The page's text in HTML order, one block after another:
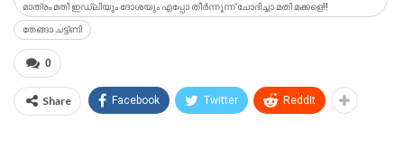
മാത്രം മതി ഇഡ്‌ലിയും ദോശയും എപ്പോ തീർന്നൂന്ന് ചോദിച്ചാ മതി മക്കളെ!!
തേങ്ങാ ചട്ട്ണി
0
Share Facebook Twitter ReddIt